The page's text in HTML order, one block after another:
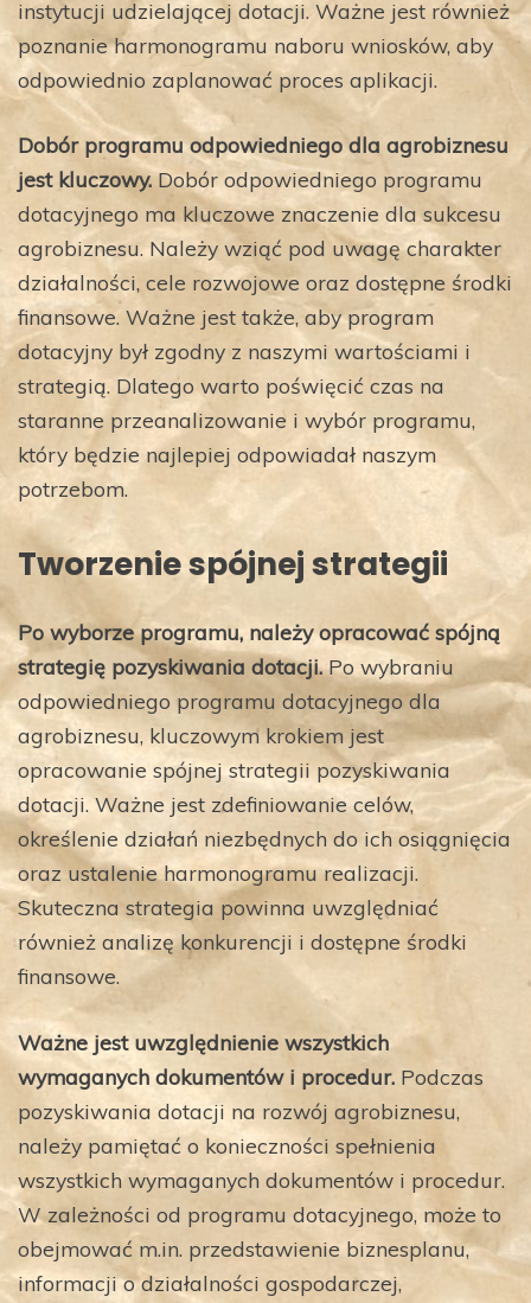
instytucji udzielającej dotacji. Ważne jest również
poznanie harmonogramu naboru wniosków, aby
odpowiednio zaplanować proces aplikacji.
Dobór programu odpowiedniego dla agrobiznesu
jest kluczowy.Dobór odpowiedniego programu
dotacyjnego ma kluczowe znaczenie dla sukcesu
agrobiznesu. Należy wziąć pod uwagę charakter
działalności, cele rozwojowe oraz dostępne środki
finansowe. Ważne jest także, aby program
dotacyjny był zgodny z naszymi wartościami i
strategią. Dlatego warto poświęcić czas na
staranne przeanalizowanie i wybór programu,
który będzie najlepiej odpowiadał naszym
potrzebom.
Tworzenie spójnej strategii
Po wyborze programu, należy opracować spójną
strategię pozyskiwania dotacji.Po wybraniu
odpowiedniego programu dotacyjnego dla
agrobiznesu, kluczowym krokiem jest
opracowanie spójnej strategii pozyskiwania
dotacji. Ważne jest zdefiniowanie celów,
określenie działań niezbędnych do ich osiągnięcia
oraz ustalenie harmonogramu realizacji.
Skuteczna strategia powinna uwzględniać
również analizę konkurencji i dostępne środki
finansowe.
Ważne jest uwzględnienie wszystkich
wymaganych dokumentów i procedur. Podczas
pozyskiwania dotacji na rozwój agrobiznesu,
należy pamiętać o konieczności spełnienia
wszystkich wymaganych dokumentów i procedur.
W zależności od programu dotacyjnego, może to
obejmować m.in. przedstawienie biznesplanu,
informacji o działalności gospodarczej,